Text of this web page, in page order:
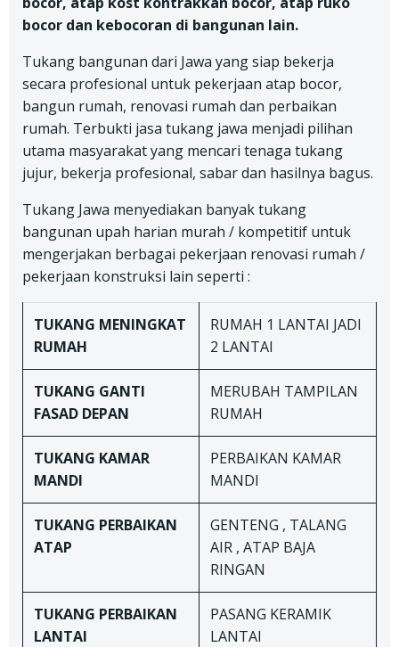
bocor dan kebocoran di bangunan lain.
Tukang bangunan dari Jawa yang siap bekerja
secara profesional untuk pekerjaan atap bocor,
bangun rumah, renovasi rumah dan perbaikan
rumah. Terbukti jasa tukang jawa menjadi pilihan
utama masyarakat yang mencari tenaga tukang
jujur, bekerja profesional, sabar dan hasilnya bagus.
Tukang Jawa menyediakan banyak tukang
bangunan upah harian murah / kompetitif untuk
mengerjakan berbagai pekerjaan renovasi rumah /
pekerjaan konstruksi lain seperti :
TUKANG MENINGKAT
RUMAH
RUMAH 1 LANTAI JADI
2 LANTAI
TUKANG GANTI
FASAD DEPAN
MERUBAH TAMPILAN
RUMAH
TUKANG KAMAR
MANDI
PERBAIKAN KAMAR
MANDI
TUKANG PERBAIKAN
ATAP
GENTENG , TALANG
AIR , ATAP BAJA
RINGAN
TUKANG PERBAIKAN
LANTAI
PASANG KERAMIK
LANTAI